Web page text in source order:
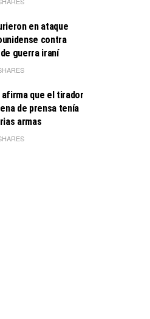
en ataque
contra
guerra iraní
afirma que el tirador
de prensa tenía
armas